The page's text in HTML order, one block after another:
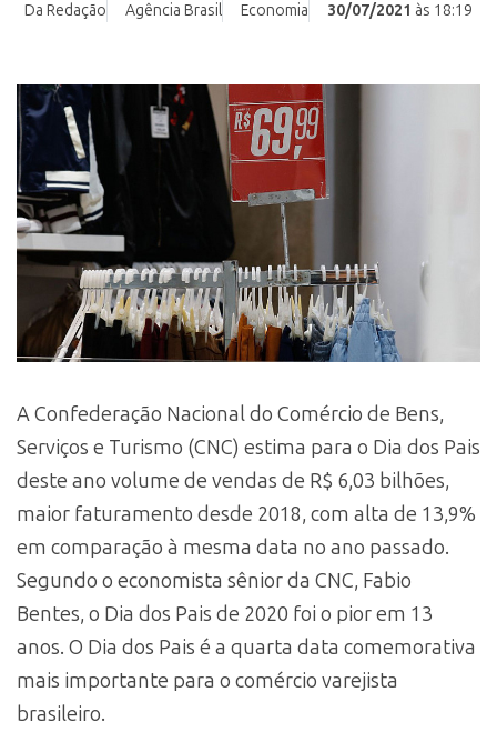
Da Redação Agência Brasil Economia 30/07/2021 às 18:19
A Confederação Nacional do Comércio de Bens,
Serviços e Turismo (CNC) estima para o Dia dos Pais
deste ano volume de vendas de R$ 6,03 bilhões,
maior faturamento desde 2018, com alta de 13,9%
em comparação à mesma data no ano passado.
Segundo o economista sênior da CNC, Fabio
Bentes, o Dia dos Pais de 2020 foi o pior em 13
anos. O Dia dos Pais é a quarta data comemorativa
mais importante para o comércio varejista
brasileiro.